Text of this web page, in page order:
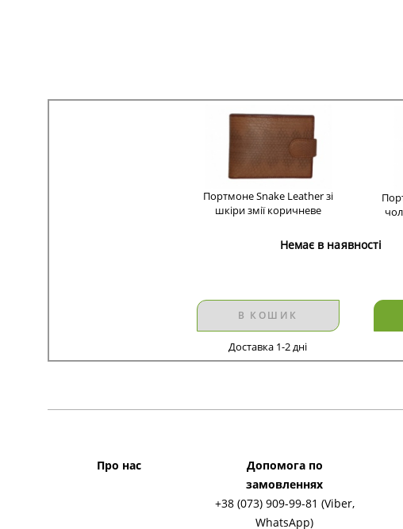
Портмоне Snake Leather зі
шкіри змії коричневе
Немає в наявності
В КОШИК
Доставка 1-2 дні
Про нас
Допомога по
замовленнях
+38 (073) 909-99-81 (Viber,
WhatsApp)